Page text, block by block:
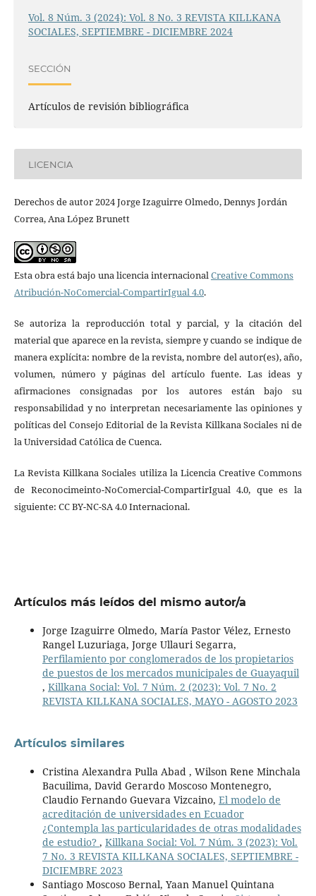
Vol. 8 Núm. 3 (2024): Vol. 8 No. 3 REVISTA KILLKANA
SOCIALES, SEPTIEMBRE - DICIEMBRE 2024
SECCIÓN
Artículos de revisión bibliográfica
LICENCIA
Derechos de autor 2024 Jorge Izaguirre Olmedo, Dennys Jordán
Correa, Ana López Brunett
Esta obra está bajo una licencia internacionalCreative Commons
Atribución-NoComercial-CompartirIgual 4.0.
Se autoriza la reproducción total y parcial, y la citación del
material que aparece en la revista, siempre y cuando se indique de
manera explícita: nombre de la revista, nombre del autor(es), año,
volumen, número y páginas del artículo fuente. Las ideas y
afirmaciones consignadas por los autores están bajo su
responsabilidad y no interpretan necesariamente las opiniones y
políticas del Consejo Editorial de la Revista Killkana Sociales ni de
la Universidad Católica de Cuenca.
La Revista Killkana Sociales utiliza la Licencia Creative Commons
de Reconocimeinto-NoComercial-CompartirIgual 4.0, que es la
siguiente: CC BY-NC-SA 4.0 Internacional.
Artículos más leídos del mismo autor/a
Jorge Izaguirre Olmedo, María Pastor Vélez, Ernesto
Rangel Luzuriaga, Jorge Ullauri Segarra,
Perfilamiento por conglomerados de los propietarios
de puestos de los mercados municipales de Guayaquil
, Killkana Social: Vol. 7 Núm. 2 (2023): Vol. 7 No. 2
REVISTA KILLKANA SOCIALES, MAYO - AGOSTO 2023
Artículos similares
Cristina Alexandra Pulla Abad , Wilson Rene Minchala
Bacuilima, David Gerardo Moscoso Montenegro,
Claudio Fernando Guevara Vizcaino, El modelo de
acreditación de universidades en Ecuador
¿Contempla las particularidades de otras modalidades
de estudio? , Killkana Social: Vol. 7 Núm. 3 (2023): Vol.
7 No. 3 REVISTA KILLKANA SOCIALES, SEPTIEMBRE -
DICIEMBRE 2023
Santiago Moscoso Bernal, Yaan Manuel Quintana